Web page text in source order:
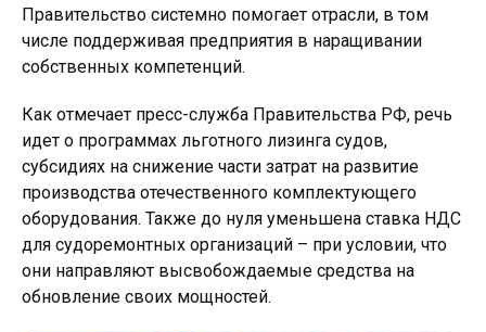
Правительство системно помогает отрасли, в том
числе поддерживая предприятия в наращивании
собственных компетенций.
Как отмечает пресс-служба Правительства РФ, речь
идет о программах льготного лизинга судов,
субсидиях на снижение части затрат на развитие
производства отечественного комплектующего
оборудования. Также до нуля уменьшена ставка НДС
для судоремонтных организаций – при условии, что
они направляют высвобождаемые средства на
обновление своих мощностей.